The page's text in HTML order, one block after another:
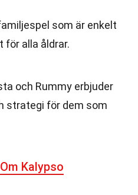
som är enkelt
för alla åldrar.
och Rummy erbjuder
strategi för dem som
Kalypso